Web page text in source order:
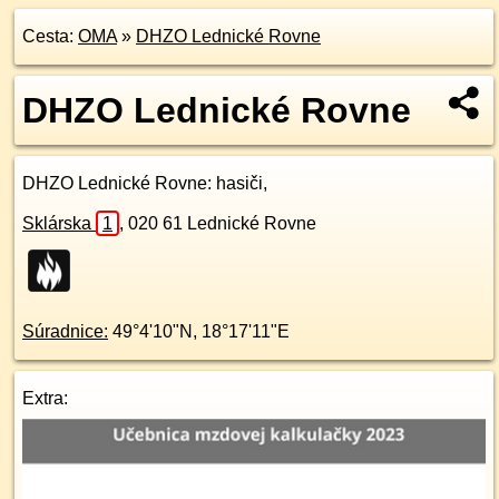
Cesta: OMA» DHZO Lednické Rovne
DHZO Lednické Rovne
DHZO Lednické Rovne: hasiči,
Sklárska 1 , 020 61 Lednické Rovne
Súradnice: 49°4'10"N , 18°17'11"E
Extra: